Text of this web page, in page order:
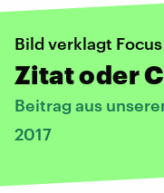
Bild verklagt
Zitat oder
Beitrag aus
2017